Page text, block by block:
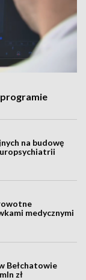
na budowę
medycznymi
Bełchatowie
zł